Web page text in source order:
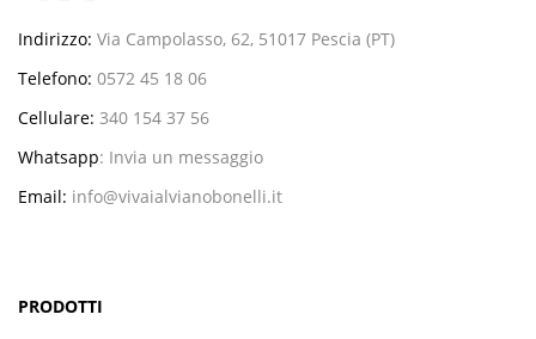
Indirizzo: Via Campolasso, 62, 51017 Pescia (PT)
Telefono: 0572 45 18 06
Cellulare: 340 154 37 56
Whatsapp: Invia un messaggio
Email: info@vivaialvianobonelli.it
PRODOTTI